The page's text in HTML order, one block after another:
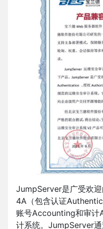
JumpServer是广受欢
4A（包含认证
账号Accounting和审计
计系统。JumpServer